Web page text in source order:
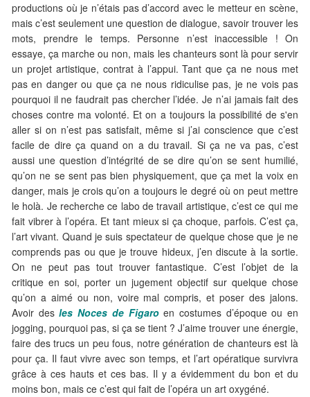
productions où je n’étais pas d’accord avec le metteur en scène,
mais c’est seulement une question de dialogue, savoir trouver les
mots, prendre le temps. Personne n’est inaccessible ! On
essaye, ça marche ou non, mais les chanteurs sont là pour servir
un projet artistique, contrat à l’appui. Tant que ça ne nous met
pas en danger ou que ça ne nous ridiculise pas, je ne vois pas
pourquoi il ne faudrait pas chercher l’idée. Je n’ai jamais fait des
choses contre ma volonté. Et on a toujours la possibilité de s'en
aller si on n’est pas satisfait, même si j’ai conscience que c’est
facile de dire ça quand on a du travail. Si ça ne va pas, c’est
aussi une question d’intégrité de se dire qu’on se sent humilié,
qu’on ne se sent pas bien physiquement, que ça met la voix en
danger, mais je crois qu’on a toujours le degré où on peut mettre
le holà. Je recherche ce labo de travail artistique, c’est ce qui me
fait vibrer à l’opéra. Et tant mieux si ça choque, parfois. C’est ça,
l’art vivant. Quand je suis spectateur de quelque chose que je ne
comprends pas ou que je trouve hideux, j’en discute à la sortie.
On ne peut pas tout trouver fantastique. C’est l’objet de la
critique en soi, porter un jugement objectif sur quelque chose
qu’on a aimé ou non, voire mal compris, et poser des jalons.
Avoir desles Noces de Figaroen costumes d’époque ou en
jogging, pourquoi pas, si ça se tient ? J’aime trouver une énergie,
faire des trucs un peu fous, notre génération de chanteurs est là
pour ça. Il faut vivre avec son temps, et l’art opératique survivra
grâce à ces hauts et ces bas. Il y a évidemment du bon et du
moins bon, mais ce c’est qui fait de l’opéra un art oxygéné.